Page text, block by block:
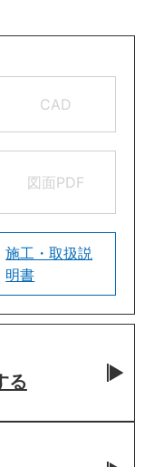
CAD
図面PDF
施工・取扱説
明書
る